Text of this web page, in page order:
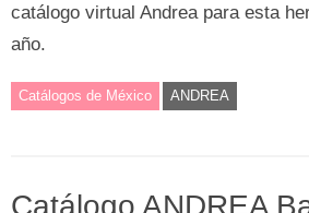
catálogo virtual Andrea para esta
año.
Catálogos de México ANDREA
Catálogo ANDREA